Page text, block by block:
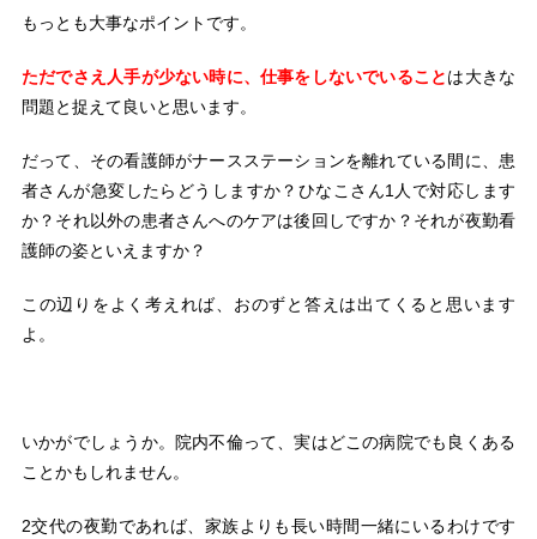
もっとも大事なポイントです。
ただでさえ人手が少ない時に、仕事をしないでいることは大きな
問題と捉えて良いと思います。
だって、その看護師がナースステーションを離れている間に、患
者さんが急変したらどうしますか？ひなこさん1人で対応します
か？それ以外の患者さんへのケアは後回しですか？それが夜勤看
護師の姿といえますか？
この辺りをよく考えれば、おのずと答えは出てくると思います
よ。
いかがでしょうか。院内不倫って、実はどこの病院でも良くある
ことかもしれません。
2交代の夜勤であれば、家族よりも長い時間一緒にいるわけです